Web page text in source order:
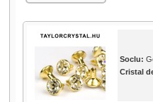
Soclu:
Cristal